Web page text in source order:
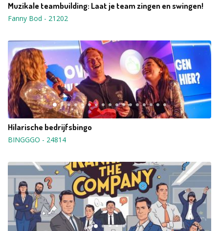
Muzikale teambuilding: Laat je team zingen en swingen!
Fanny Bod - 21202
Hilarische bedrijfsbingo
BINGGGO - 24814